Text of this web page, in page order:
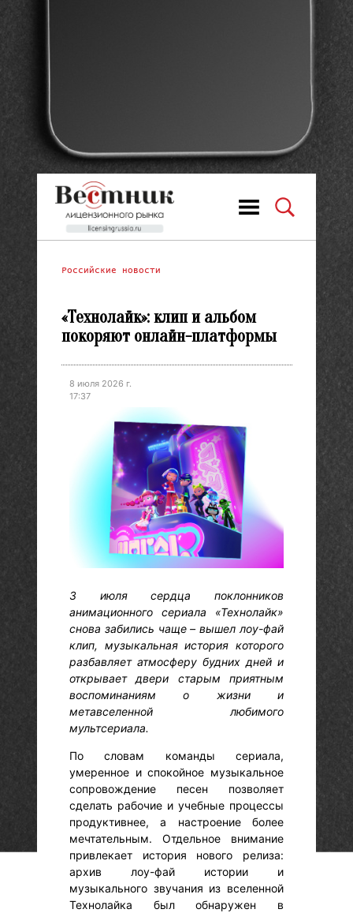
Российские новости
«Технолайк»: клип и альбом
покоряют онлайн-платформы
8 июля 2026 г.
17:37
3 июля сердца поклонников
анимационного сериала «Технолайк»
снова забились чаще – вышел лоу-фай
клип, музыкальная история которого
разбавляет атмосферу будних дней и
открывает двери старым приятным
воспоминаниям о жизни и
метавселенной любимого
мультсериала.
По словам команды сериала,
умеренное и спокойное музыкальное
сопровождение песен позволяет
сделать рабочие и учебные процессы
продуктивнее, а настроение более
мечтательным. Отдельное внимание
привлекает история нового релиза:
архив лоу-фай истории и
музыкального звучания из вселенной
Технолайка был обнаружен в